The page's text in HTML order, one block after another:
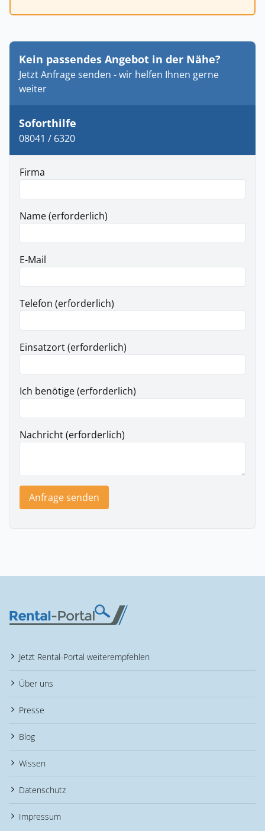
Kein passendes Angebot in der Nähe?
Jetzt Anfrage senden - wir helfen Ihnen gerne
weiter
Soforthilfe
08041 / 6320
Firma
Name (erforderlich)
E-Mail
Telefon (erforderlich)
Einsatzort (erforderlich)
Ich benötige (erforderlich)
Nachricht (erforderlich)
Anfrage senden
Jetzt Rental-Portal weiterempfehlen
Über uns
Presse
Blog
Wissen
Datenschutz
Impressum